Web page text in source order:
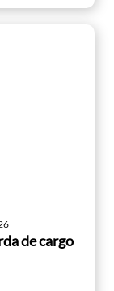
de cargo